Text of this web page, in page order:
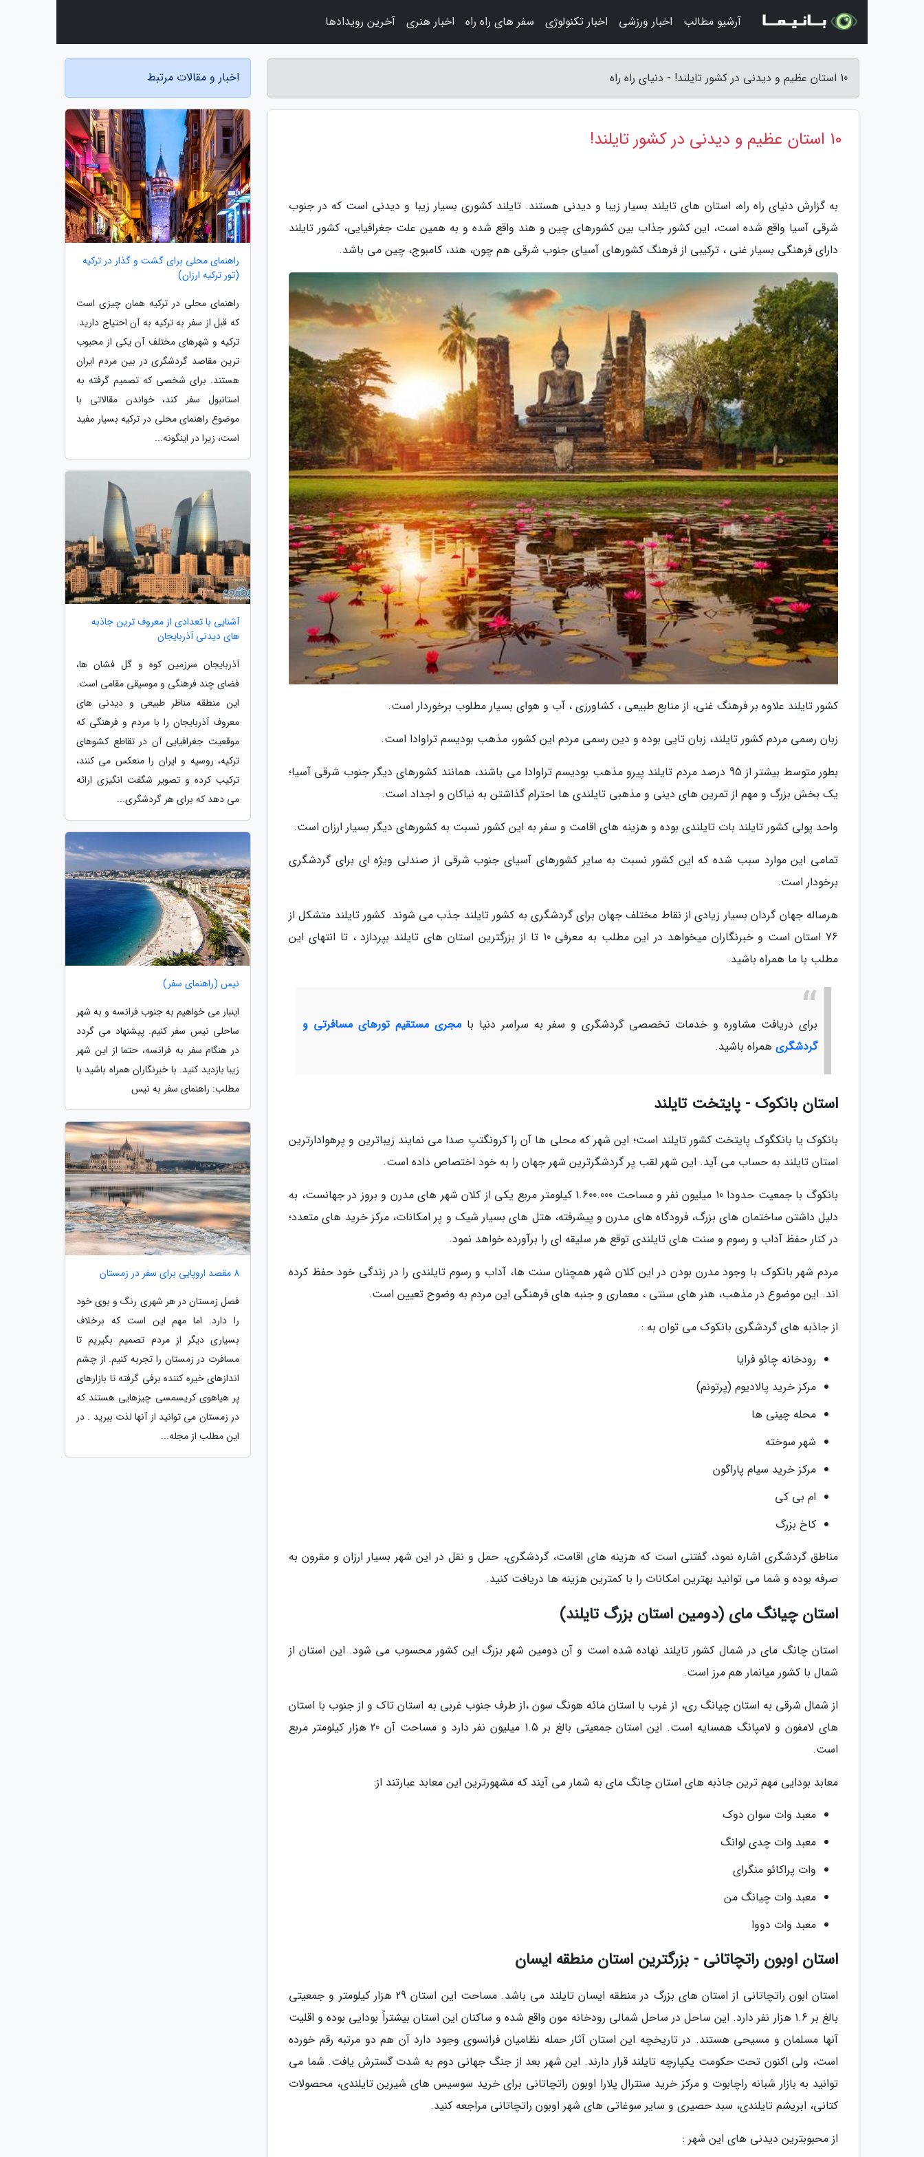
10 استان عظیم و دیدنی در کشور تایلند! - دنیای راه راه
10 استان عظیم و دیدنی در کشور تایلند!
به گزارش دنیای راه راه، استان های تایلند بسیار زیبا و دیدنی هستند. تایلند کشوری بسیار زیبا و دیدنی است که در جنوب
شرقی آسیا واقع شده است، این کشور جذاب بین کشورهای چین و هند واقع شده و به همین علت جغرافیایی، کشور تایلند
دارای فرهنگی بسیار غنی ، ترکیبی از فرهنگ کشورهای آسیای جنوب شرقی هم چون، هند، کامبوج، چین می باشد.
کشور تایلند علاوه بر فرهنگ غنی، از منابع طبیعی ، کشاورزی ، آب و هوای بسیار مطلوب برخوردار است.
زبان رسمی مردم کشور تایلند، زبان تایی بوده و دین رسمی مردم این کشور، مذهب بودیسم تراوادا است.
بطور متوسط بیشتر از 95 درصد مردم تایلند پیرو مذهب بودیسم تراوادا می باشند، همانند کشورهای دیگر جنوب شرقی آسیا؛
یک بخش بزرگ و مهم از تمرین های دینی و مذهبی تایلندی ها احترام گذاشتن به نیاکان و اجداد است.
واحد پولی کشور تایلند بات تایلندی بوده و هزینه های اقامت و سفر به این کشور نسبت به کشورهای دیگر بسیار ارزان است.
تمامی این موارد سبب شده که این کشور نسبت به سایر کشورهای آسیای جنوب شرقی از صندلی ویژه ای برای گردشگری
برخودار است.
هرساله جهان گردان بسیار زیادی از نقاط مختلف جهان برای گردشگری به کشور تایلند جذب می شوند. کشور تایلند متشکل از
76 استان است و خبرنگاران میخواهد در این مطلب به معرفی 10 تا از بزرگترین استان های تایلند بپردازد ، تا انتهای این
مطلب با ما همراه باشید.
برای دریافت مشاوره و خدمات تخصصی گردشگری و سفر به سراسر دنیا بامجری مستقیم تورهای مسافرتی و
گردشگری همراه باشید.
استان بانکوک - پایتخت تایلند
بانکوک یا بانکگوک پایتخت کشور تایلند است؛ این شهر که محلی ها آن را کرونگتپ صدا می نمایند زیباترین و پرهوادارترین
استان تایلند به حساب می آید. این شهر لقب پر گردشگرترین شهر جهان را به خود اختصاص داده است.
بانکوگ با جمعیت حدودا 10 میلیون نفر و مساحت 1.600.000 کیلومتر مربع یکی از کلان شهر های مدرن و بروز در جهانست، به
دلیل داشتن ساختمان های بزرگ، فرودگاه های مدرن و پیشرفته، هتل های بسیار شیک و پر امکانات، مرکز خرید های متعدد؛
در کنار حفظ آداب و رسوم و سنت های تایلندی توقع هر سلیقه ای را برآورده خواهد نمود.
مردم شهر بانکوک با وجود مدرن بودن در این کلان شهر همچنان سنت ها، آداب و رسوم تایلندی را در زندگی خود حفظ کرده
اند. این موضوع در مذهب، هنر های سنتی ، معماری و جنبه های فرهنگی این مردم به وضوح تعیین است.
از جاذبه های گردشگری بانکوک می توان به :
رودخانه چائو فرایا
مرکز خرید پالادیوم (پرتونم)
محله چینی ها
شهر سوخته
مرکز خرید سیام پاراگون
ام بی کی
کاخ بزرگ
مناطق گردشگری اشاره نمود، گفتنی است که هزینه های اقامت، گردشگری، حمل و نقل در این شهر بسیار ارزان و مقرون به
صرفه بوده و شما می توانید بهترین امکانات را با کمترین هزینه ها دریافت کنید.
استان چیانگ مای (دومین استان بزرگ تایلند)
استان چانگ مای در شمال کشور تایلند نهاده شده است و آن دومین شهر بزرگ این کشور محسوب می شود. این استان از
شمال با کشور میانمار هم مرز است.
از شمال شرقی به استان چیانگ ری، از غرب با استان مائه هونگ سون ،از طرف جنوب غربی به استان تاک و از جنوب با استان
های لامفون و لامپانگ همسایه است. این استان جمعیتی بالغ بر 1.5 میلیون نفر دارد و مساحت آن 20 هزار کیلومتر مربع
است.
معابد بودایی مهم ترین جاذبه های استان چانگ مای به شمار می آیند که مشهورترین این معابد عبارتند از:
معبد وات سوان دوک
معبد وات چدی لوانگ
وات پراکائو منگرای
معبد وات چیانگ من
معبد وات دووا
استان اوبون راتچاتانی - بزرگترین استان منطقه ایسان
استان ابون راتچاتانی از استان های بزرگ در منطقه ایسان تایلند می باشد. مساحت این استان 29 هزار کیلومتر و جمعیتی
بالغ بر 1.6 هزار نفر دارد. این ساحل در ساحل شمالی رودخانه مون واقع شده و ساکنان این استان بیشتراً بودایی بوده و اقلیت
آنها مسلمان و مسیحی هستند. در تاریخچه این استان آثار حمله نظامیان فرانسوی وجود دارد آن هم دو مرتبه رقم خورده
است، ولی اکنون تحت حکومت یکپارچه تایلند قرار دارند. این شهر بعد از جنگ جهانی دوم به شدت گسترش یافت. شما می
توانید به بازار شبانه راچابوت و مرکز خرید سنترال پلارا اوبون راتچاتانی برای خرید سوسیس های شیرین تایلندی، محصولات
کتانی، ابریشم تایلندی، سبد حصیری و سایر سوغاتی های شهر اوبون راتچاتانی مراجعه کنید.
از محبوبترین دیدنی های این شهر :
اخبار و مقالات مرتبط
راهنمای محلی برای گشت و گذار در ترکیه
(تور ترکیه ارزان)
راهنمای محلی در ترکیه همان چیزی است
که قبل از سفر به ترکیه به آن احتیاج دارید.
ترکیه و شهرهای مختلف آن یکی از محبوب
ترین مقاصد گردشگری در بین مردم ایران
هستند. برای شخصی که تصمیم گرفته به
استانبول سفر کند، خواندن مقالاتی با
موضوع راهنمای محلی در ترکیه بسیار مفید
است، زیرا در اینگونه...
آشنایی با تعدادی از معروف ترین جاذبه
های دیدنی آذربایجان
آذربایجان سرزمین کوه و گل فشان ها،
فضای چند فرهنگی و موسیقی مقامی است.
این منطقه مناظر طبیعی و دیدنی های
معروف آذربایجان را با مردم و فرهنگی که
موقعیت جغرافیایی آن در تقاطع کشوهای
ترکیه، روسیه و ایران را منعکس می کنند،
ترکیب کرده و تصویر شگفت انگیزی ارائه
می دهد که برای هر گردشگری...
نیس (راهنمای سفر)
اینبار می خواهیم به جنوب فرانسه و به شهر
ساحلی نیس سفر کنیم. پیشنهاد می گردد
در هنگام سفر به فرانسه، حتما از این شهر
زیبا بازدید کنید. با خبرنگاران همراه باشید با
مطلب: راهنمای سفر به نیس
8 مقصد اروپایی برای سفر در زمستان
فصل زمستان در هر شهری رنگ و بوی خود
را دارد. اما مهم این است که برخلاف
بسیاری دیگر از مردم تصمیم بگیریم تا
مسافرت در زمستان را تجربه کنیم. از چشم
اندازهای خیره کننده برفی گرفته تا بازارهای
پر هیاهوی کریسمسی چیزهایی هستند که
در زمستان می توانید از آنها لذت ببرید . در
این مطلب از مجله...
آرشیو مطالب اخبار ورزشی اخبار تکنولوژی سفر های راه راه اخبار هنری آخرین رویدادها